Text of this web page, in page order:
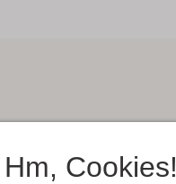
Hm, Cookies!